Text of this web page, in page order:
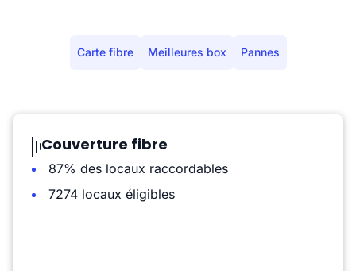
Carte fibre Meilleures box Pannes
Couverture fibre
87% des locaux raccordables
7274 locaux éligibles